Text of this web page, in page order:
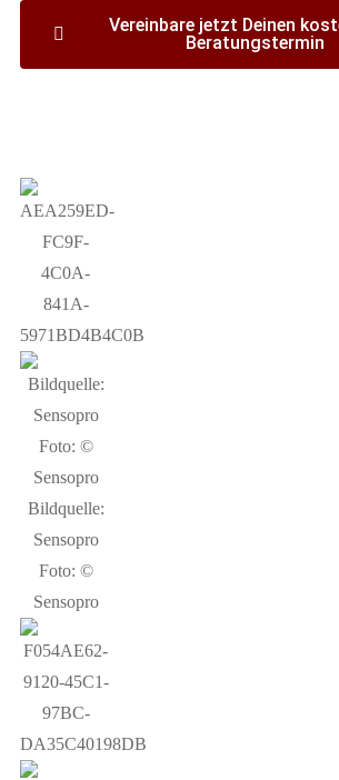
Vereinbare jetzt Deinen
Beratungstermin
Bildquelle:
Sensopro
Foto: ©
Sensopro